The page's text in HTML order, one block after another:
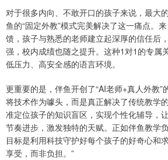
对于很多内向、不敢开口的孩子来说，最大
鱼的“固定外教”模式完美解决了这一痛点。
馈，孩子与熟悉的老师建立起深厚的信任后
强，校内成绩也随之提升。这种1对1的专属
低压力、高安全感的语言环境。
更重要的是，伴鱼开创了“AI老师+真人外教”
将技术作为噱头，而是真正解决了传统教学
准定位孩子的知识盲区，实现个性化辅导，
节奏进步，激发独特的天赋。正如伴鱼教学
目标是利用科技守护好每个孩子的好奇心和
享受，而非负担。”